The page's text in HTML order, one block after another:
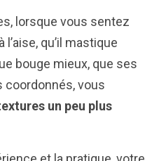
lorsque vous sentez
qu’il mastique
bouge mieux, que ses
vous
un peu plus